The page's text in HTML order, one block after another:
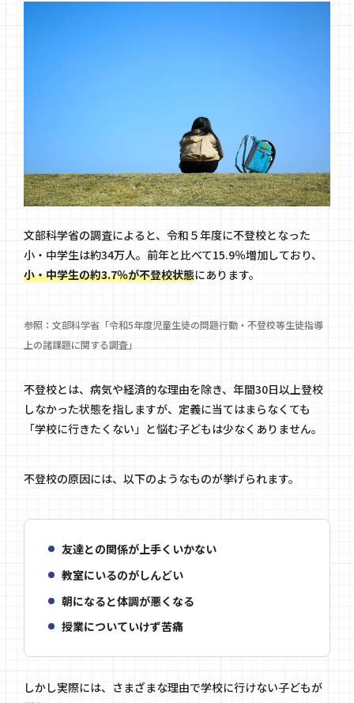
文部科学省の調査によると、令和５年度に不登校となった
小・中学生は約34万人。前年と比べて15.9％増加しており、
小・中学生の約3.7％が不登校状態にあります。
参照： 文部科学省「令和5年度児童生徒の問題行動・不登校等生徒指導
上の諸課題に関する調査」
不登校とは、病気や経済的な理由を除き、年間30日以上登校
しなかった状態を指しますが、定義に当てはまらなくても
「学校に行きたくない」と悩む子どもは少なくありません。
不登校の原因には、以下のようなものが挙げられます。
友達との関係が上手くいかない
教室にいるのがしんどい
朝になると体調が悪くなる
授業についていけず苦痛
しかし実際には、さまざまな理由で学校に行けない子どもが